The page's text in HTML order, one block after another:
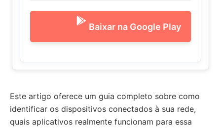
Baixar na Google Play
Este artigo oferece um guia completo sobre como
identificar os dispositivos conectados à sua rede,
quais aplicativos realmente funcionam para essa